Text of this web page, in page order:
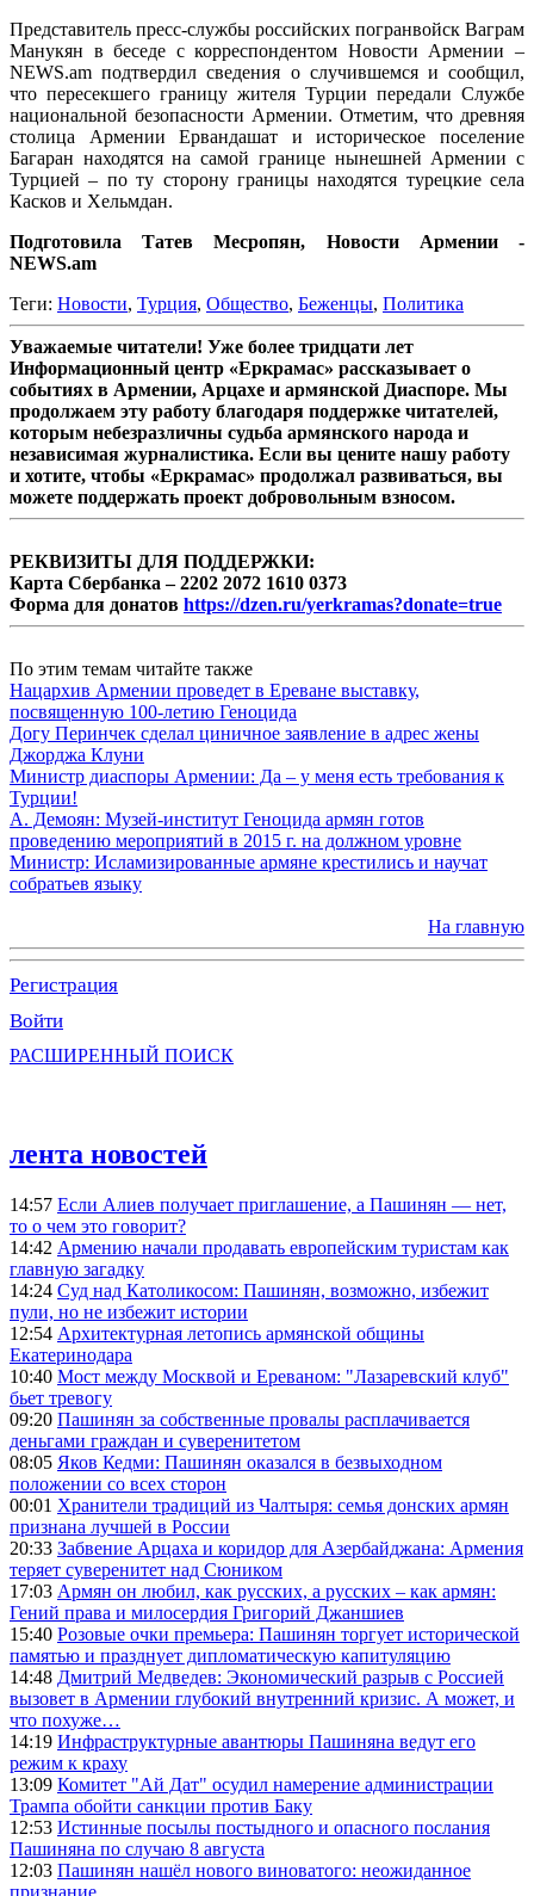
Представитель пресс-службы российских погранвойск Ваграм
Манукян в беседе с корреспондентом Новости Армении –
NEWS.am подтвердил сведения о случившемся и сообщил,
что пересекшего границу жителя Турции передали Службе
национальной безопасности Армении. Отметим, что древняя
столица Армении Ервандашат и историческое поселение
Багаран находятся на самой границе нынешней Армении с
Турцией – по ту сторону границы находятся турецкие села
Касков и Хельмдан.
Подготовила Татев Месропян, Новости Армении -
NEWS.am
Теги: Новости, Турция, Общество, Беженцы, Политика
Уважаемые читатели! Уже более тридцати лет
Информационный центр «Еркрамас» рассказывает о
событиях в Армении, Арцахе и армянской Диаспоре. Мы
продолжаем эту работу благодаря поддержке читателей,
которым небезразличны судьба армянского народа и
независимая журналистика. Если вы цените нашу работу
и хотите, чтобы «Еркрамас» продолжал развиваться, вы
можете поддержать проект добровольным взносом.
РЕКВИЗИТЫ ДЛЯ ПОДДЕРЖКИ:
Карта Сбербанка – 2202 2072 1610 0373
Форма для донатов https://dzen.ru/yerkramas?donate=true
По этим темам читайте также
Нацархив Армении проведет в Ереване выставку,
посвященную 100-летию Геноцида
Догу Перинчек сделал циничное заявление в адрес жены
Джорджа Клуни
Министр диаспоры Армении: Да – у меня есть требования к
Турции!
А. Демоян: Музей-институт Геноцида армян готов
проведению мероприятий в 2015 г. на должном уровне
Министр: Исламизированные армяне крестились и научат
собратьев языку
На главную
Регистрация
Войти
РАСШИРЕННЫЙ ПОИСК
лента новостей
14:57 Если Алиев получает приглашение, а Пашинян — нет,
то о чем это говорит?
14:42 Армению начали продавать европейским туристам как
главную загадку
14:24 Суд над Католикосом: Пашинян, возможно, избежит
пули, но не избежит истории
12:54 Архитектурная летопись армянской общины
Екатеринодара
10:40 Мост между Москвой и Ереваном: "Лазаревский клуб"
бьет тревогу
09:20 Пашинян за собственные провалы расплачивается
деньгами граждан и суверенитетом
08:05 Яков Кедми: Пашинян оказался в безвыходном
положении со всех сторон
00:01 Хранители традиций из Чалтыря: семья донских армян
признана лучшей в России
20:33 Забвение Арцаха и коридор для Азербайджана: Армения
теряет суверенитет над Сюником
17:03 Армян он любил, как русских, а русских – как армян:
Гений права и милосердия Григорий Джаншиев
15:40 Розовые очки премьера: Пашинян торгует исторической
памятью и празднует дипломатическую капитуляцию
14:48 Дмитрий Медведев: Экономический разрыв с Россией
вызовет в Армении глубокий внутренний кризис. А может, и
что похуже…
14:19 Инфраструктурные авантюры Пашиняна ведут его
режим к краху
13:09 Комитет "Ай Дат" осудил намерение администрации
Трампа обойти санкции против Баку
12:53 Истинные посылы постыдного и опасного послания
Пашиняна по случаю 8 августа
12:03 Пашинян нашёл нового виноватого: неожиданное
признание